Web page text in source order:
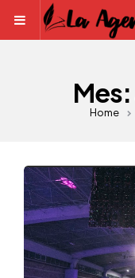
Menu
Mes:
Home